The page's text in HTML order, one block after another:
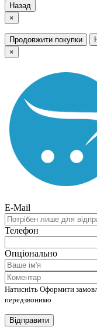
Назад
×
Продовжити покупки
×
E-Mail
Телефон
Опціонально
Натисніть Оформити
передзвонимо
Відправити